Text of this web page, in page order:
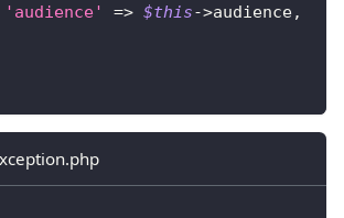
'audience'
=> $this->audience,